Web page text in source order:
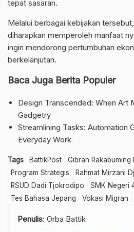
tepat sasaran.
Melalui berbagai kebijakan
diharapkan memperoleh manfaat
ingin mendorong pertumbuhan
berkelanjutan.
Baca Juga Berita Populer
Design Transcended: When Art
Gadgetry
Streamlining Tasks: Automation
Everyday Work
Tags BattikPost Gibran Rakabuming
Program Strategis
Rahmat Mirzani
RSUD Dadi Tjokrodipo
SMK Negeri
Tes Bahasa Jepang
Vokasi Migran
Penulis: Orba Battik